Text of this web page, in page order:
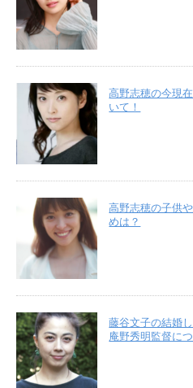
高野志穂の今現
いて！
高野志穂の子供
めは？
藤谷文子の結婚
庵野秀明監督に